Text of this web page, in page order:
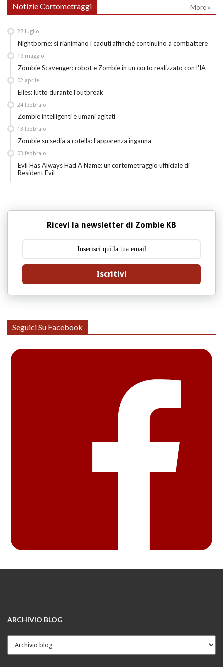
Notizie Cortometraggi More »
Nightborne: si rianimano i caduti affinchè continuino a combattere
27 luglio
Zombie Scavenger: robot e Zombie in un corto realizzato con l'IA
19 maggio
Elles: lutto durante l'outbreak
02 aprile
Zombie intelligenti e umani agitati
24 febbraio
Zombie su sedia a rotella: l'apparenza inganna
13 febbraio
Evil Has Always Had A Name: un cortometraggio uffiiciale di
Resident Evil
03 febbraio
Ricevi la newsletter di Zombie KB
Iscritivi
Seguici Su Facebook
ARCHIVIO BLOG